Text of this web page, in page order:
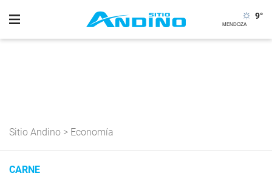
9°
Sitio Andino > Economía
CARNE